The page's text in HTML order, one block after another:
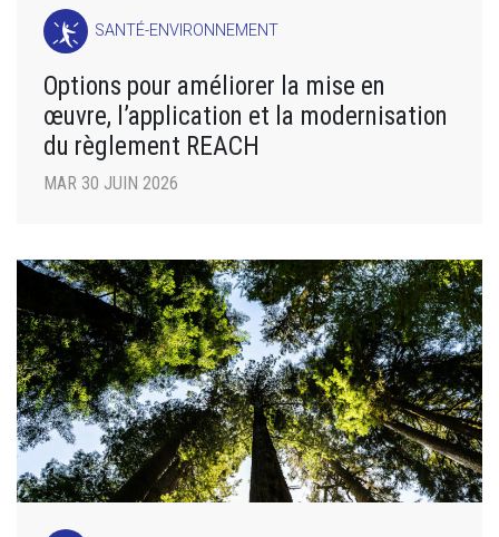
SANTÉ-ENVIRONNEMENT
Options pour améliorer la mise en
œuvre, l’application et la modernisation
du règlement REACH
MAR 30 JUIN 2026